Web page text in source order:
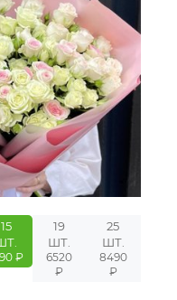
15
₽
19
ШТ.
6520
₽
25
ШТ.
8490
₽